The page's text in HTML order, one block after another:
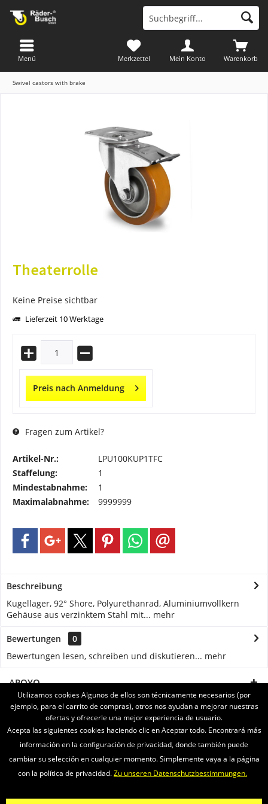
Warenkorb
Merkzettel Mein Konto
Menü
Swivel castors with brake
Theaterrolle
Keine Preise sichtbar
Lieferzeit 10 Werktage
Preis nach Anmeldung
Fragen zum Artikel?
Artikel-Nr.:
LPU100KUP1TFC
Staffelung:
1
Mindestabnahme:
1
Maximalabnahme:
9999999
Beschreibung
Kugellager, 92° Shore, Polyurethanrad, Aluminiumvollkern
Gehäuse aus verzinktem Stahl mit... mehr
Bewertungen
0
Bewertungen lesen, schreiben und diskutieren... mehr
APOYO
SERVICE
INFORMATIONEN
ENVIAMOS CON
Newsletter Sobre nosotros Vídeos Contacto Widerrufsrecht
Utilizamos cookies Algunos de ellos son técnicamente necesarios (por
ejemplo, para el carrito de compras), otros nos ayudan a mejorar nuestras
ofertas y ofrecerle una mejor experiencia de usuario.
Acepta las siguientes cookies haciendo clic en Aceptar todo. Encontrará más
información en la configuración de privacidad, donde también puede
cambiar su selección en cualquier momento. Simplemente vaya a la página
con la política de privacidad.Zu unseren Datenschutzbestimmungen.